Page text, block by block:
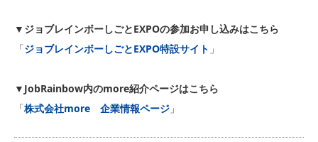
▼ ジョブレインボーしごとEXPOの参加お申し込みはこちら
「ジョブレインボーしごとEXPO特設サイト 」
▼JobRainbow内のmore紹介ページはこちら
「株式会社more 企業情報ページ 」